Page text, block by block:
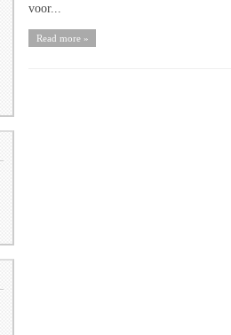
voor...
Read more »